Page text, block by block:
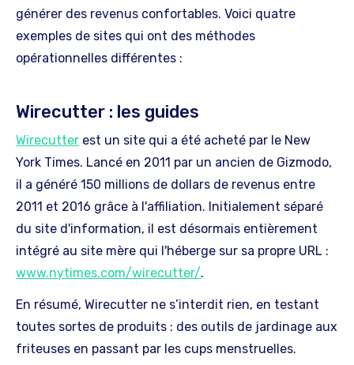
générer des revenus confortables. Voici quatre
exemples de sites qui ont des méthodes
opérationnelles différentes :
Wirecutter : les guides
Wirecutter est un site qui a été acheté par le New
York Times. Lancé en 2011 par un ancien de Gizmodo,
il a généré 150 millions de dollars de revenus entre
2011 et 2016 grâce à l'affiliation. Initialement séparé
du site d'information, il est désormais entièrement
intégré au site mère qui l'héberge sur sa propre URL :
www.nytimes.com/wirecutter/.
En résumé, Wirecutter ne s’interdit rien, en testant
toutes sortes de produits : des outils de jardinage aux
friteuses en passant par les cups menstruelles.